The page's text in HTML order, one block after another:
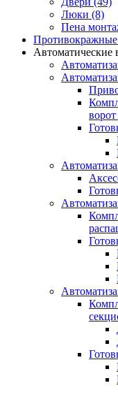
Люки (8)
Пена
Автоматические
ворот